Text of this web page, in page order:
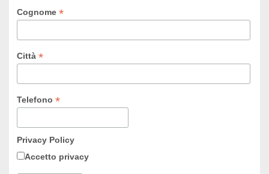
Cognome *
Città *
Telefono *
Privacy Policy
Accetto privacy